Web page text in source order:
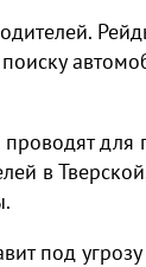
для
в
под